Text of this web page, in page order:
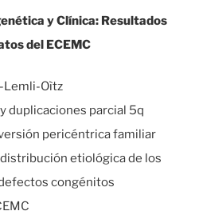
y Clínica: Resultados
del ECEMC
Lemli-Oìtz
duplicaciones parcial 5q
pericéntrica familiar
etiológica de los
congénitos